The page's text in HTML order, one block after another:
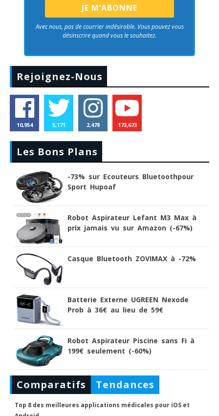
Avec nous, pas de courrier indésirable. Vous pouvez vous
désinscrire quand vous le souhaitez.
Rejoignez-Nous
10,954 5,171 2,478 173,673
Les Bons Plans
-73% sur Ecouteurs Bluetoothpour
Sport Hupoaf
Robot Aspirateur Lefant M3 Max à
prix jamais vu sur Amazon (-67%)
Casque Bluetooth ZOVIMAX à -72%
Batterie Externe UGREEN Nexode
Prob à 36€ au lieu de 59€
Robot Aspirateur Piscine sans Fi à
199€ seulement (-60%)
Comparatifs Tendances
Top 8 des meilleures applications médicales pour iOS et